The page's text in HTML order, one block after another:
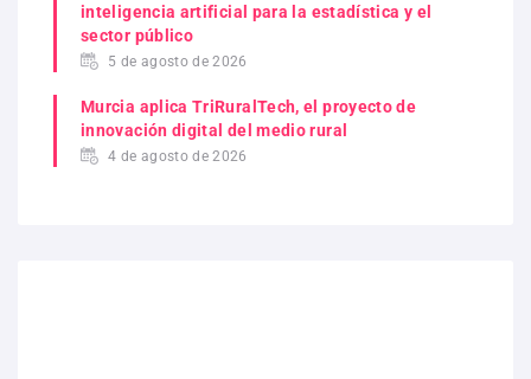
inteligencia artificial para la estadística y el
sector público
5 de agosto de 2026
Murcia aplica TriRuralTech, el proyecto de
innovación digital del medio rural
4 de agosto de 2026